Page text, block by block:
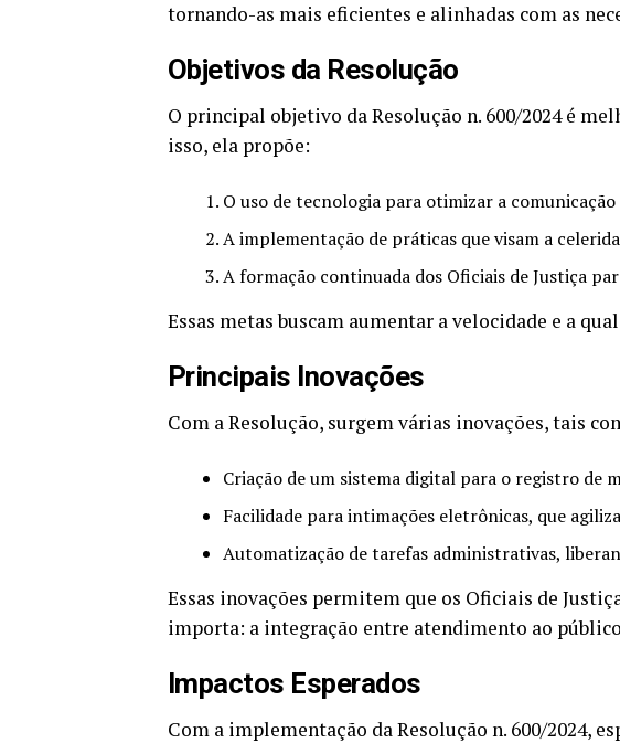
tornando-as mais eficientes e alinhadas com as
Objetivos da Resolução
O principal objetivo da Resolução n. 600/2024 é
isso, ela propõe:
O uso de tecnologia para otimizar a
A implementação de práticas que visam a
A formação continuada dos Oficiais de Justiça
Essas metas buscam aumentar a velocidade e a
Principais Inovações
Com a Resolução, surgem várias inovações, tais
Criação de um sistema digital para o registro de
Facilidade para intimações eletrônicas, que
Automatização de tarefas administrativas,
Essas inovações permitem que os Oficiais de
importa: a integração entre atendimento ao
Impactos Esperados
Com a implementação da Resolução n. 600/2024,